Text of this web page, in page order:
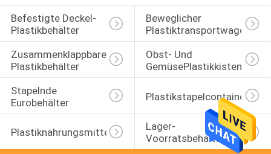
Befestigte Deckel-
Plastikbehälter
Beweglicher
Plastiktransportwagen
Zusammenklappbare
Plastikbehälter
Obst- Und
GemüsePlastikkisten
Stapelnde
Eurobehälter
Plastikstapelcontainer
Plastiknahrungsmittelkisten
Lager-
Voorratsbehälter